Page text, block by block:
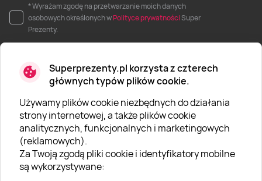
Superprezenty.pl korzysta z czterech
głównych typów plików cookie.
Używamy plików cookie niezbędnych do działania
strony internetowej, a także plików cookie
analitycznych, funkcjonalnych i marketingowych
(reklamowych).
Za Twoją zgodą pliki cookie i identyfikatory mobilne
są wykorzystywane:
* Wyrażam zgodę na przetwarzanie moich danych
osobowych określonych wPolityce prywatnościSuper
Prezenty.
O SUPERPREZENTY
O nas
Aktualności
Kariera w Super Prezentach